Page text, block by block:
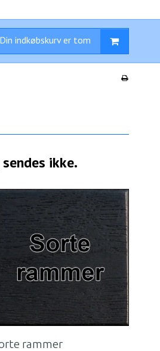
Din indkøbskurv er tom
ikke.
rammer